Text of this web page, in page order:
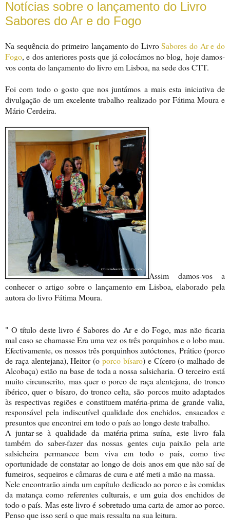
Notícias sobre o lançamento do Livro
Sabores do Ar e do Fogo
Na sequência do primeiro lançamento do LivroSabores do Ar e do
Fogo, e dos anteriores posts que já colocámos no blog, hoje damos-
vos conta do lançamento do livro em Lisboa, na sede dos CTT.
Foi com todo o gosto que nos juntámos a mais esta iniciativa de
divulgação de um excelente trabalho realizado por Fátima Moura e
Mário Cerdeira.
Assim damos-vos a
conhecer o artigo sobre o lançamento em Lisboa, elaborado pela
autora do livro Fátima Moura.
" O título deste livro é Sabores do Ar e do Fogo, mas não ficaria
mal caso se chamasse Era uma vez os três porquinhos e o lobo mau.
Efectivamente, os nossos três porquinhos autóctones, Prático (porco
de raça alentejana), Heitor (oporco bísaro) e Cícero (o malhado de
Alcobaça) estão na base de toda a nossa salsicharia. O terceiro está
muito circunscrito, mas quer o porco de raça alentejana, do tronco
ibérico, quer o bísaro, do tronco celta, são porcos muito adaptados
às respectivas regiões e constituem matéria-prima de grande valia,
responsável pela indiscutível qualidade dos enchidos, ensacados e
presuntos que encontrei em todo o país ao longo deste trabalho.
A juntar-se à qualidade da matéria-prima suína, este livro fala
também do saber-fazer das nossas gentes cuja paixão pela arte
salsicheira permanece bem viva em todo o país, como tive
oportunidade de constatar ao longo de dois anos em que não saí de
fumeiros, sequeiros e câmaras de cura e até meti a mão na massa.
Nele encontrarão ainda um capítulo dedicado ao porco e às comidas
da matança como referentes culturais, e um guia dos enchidos de
todo o país. Mas este livro é sobretudo uma carta de amor ao porco.
Penso que isso será o que mais ressalta na sua leitura.